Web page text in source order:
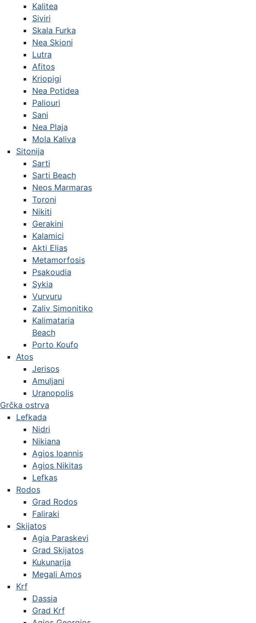
Kalitea
Siviri
Skala Furka
Nea Skioni
Lutra
Afitos
Kriopigi
Nea Potidea
Paliouri
Sani
Nea Plaja
Mola Kaliva
Sitonija
Sarti
Sarti Beach
Neos Marmaras
Toroni
Nikiti
Gerakini
Kalamici
Akti Elias
Metamorfosis
Psakoudia
Sykia
Vurvuru
Zaliv Simonitiko
Kalimataria
Beach
Porto Koufo
Atos
Jerisos
Amuljani
Uranopolis
Grčka ostrva
Lefkada
Nidri
Nikiana
Agios Ioannis
Agios Nikitas
Lefkas
Rodos
Grad Rodos
Faliraki
Skijatos
Agia Paraskevi
Grad Skijatos
Kukunarija
Megali Amos
Krf
Dassia
Grad Krf